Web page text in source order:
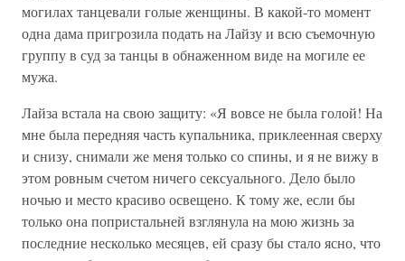
могилах танцевали голые женщины. В какой-то момент
одна дама пригрозила подать на Лайзу и всю съемочную
группу в суд за танцы в обнаженном виде на могиле ее
мужа.
Лайза встала на свою защиту: «Я вовсе не была голой! На
мне была передняя часть купальника, приклеенная сверху
и снизу, снимали же меня только со спины, и я не вижу в
этом ровным счетом ничего сексуального. Дело было
ночью и место красиво освещено. К тому же, если бы
только она попристальней взглянула на мою жизнь за
последние несколько месяцев, ей сразу бы стало ясно, что